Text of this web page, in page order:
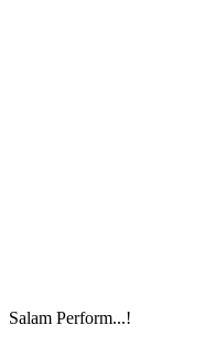
Salam Perform...!